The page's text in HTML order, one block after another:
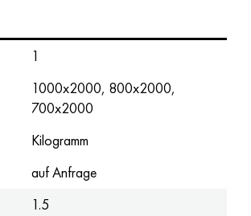
1
1000x2000, 800x2000,
700x2000
Kilogramm
auf Anfrage
1.5